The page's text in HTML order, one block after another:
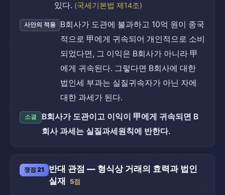
있다. (국세기본법 제14조)
사안의 적용
B회사가 도관에 불과하고 10억 원이 종국
적으로 甲에게 귀속되어 개인적으로 소비
되었다면, 그 이익은 B회사가 아니라 甲
에게 귀속된다. 그렇다면 B회사에 대한
법인세 부과는 실질귀속자가 아닌 자에
대한 과세가 된다.
소결
B회사가 도관이고 이익이 甲에게 귀속되면 B
회사 과세는 실질과세원칙에 반한다.
쟁점 21
반대 관점 — 형식상 거래의 효력과 법인
실재
5점